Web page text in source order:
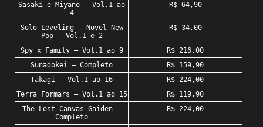
Sasaki e Miyano – Vol.1 ao
4
R$ 64,90
Solo Leveling – Novel New
Pop – Vol.1 e 2
R$ 34,00
Spy x Family – Vol.1 ao 9
R$ 216,00
Sunadokei – Completo
R$ 159,90
Takagi – Vol.1 ao 16
R$ 224,00
Terra Formars – Vol.1 ao 15
R$ 119,90
The Lost Canvas Gaiden –
Completo
R$ 224,00